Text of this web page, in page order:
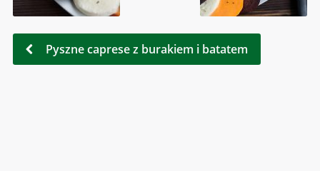
Pyszne caprese z burakiem i batatem